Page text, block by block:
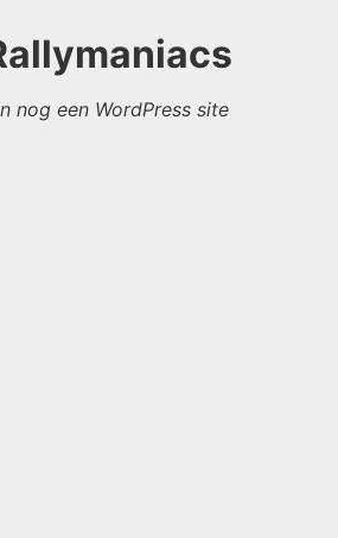
nog een WordPress site